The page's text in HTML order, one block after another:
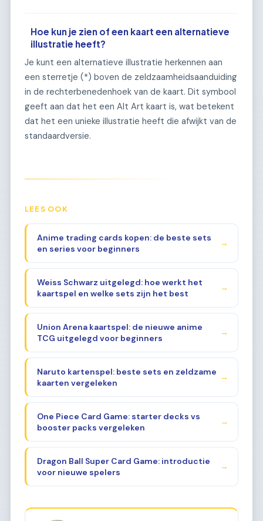
Hoe kun je zien of een kaart een alternatieve
illustratie heeft?
Je kunt een alternatieve illustratie herkennen aan
een sterretje (*) boven de zeldzaamheidsaanduiding
in de rechterbenedenhoek van de kaart. Dit symbool
geeft aan dat het een Alt Art kaart is, wat betekent
dat het een unieke illustratie heeft die afwijkt van de
standaardversie.
LEES OOK
Anime trading cards kopen: de beste sets
en series voor beginners
→
Weiss Schwarz uitgelegd: hoe werkt het
kaartspel en welke sets zijn het best
→
Union Arena kaartspel: de nieuwe anime
TCG uitgelegd voor beginners
→
Naruto kartenspel: beste sets en zeldzame
kaarten vergeleken
→
One Piece Card Game: starter decks vs
booster packs vergeleken
→
Dragon Ball Super Card Game: introductie
voor nieuwe spelers
→